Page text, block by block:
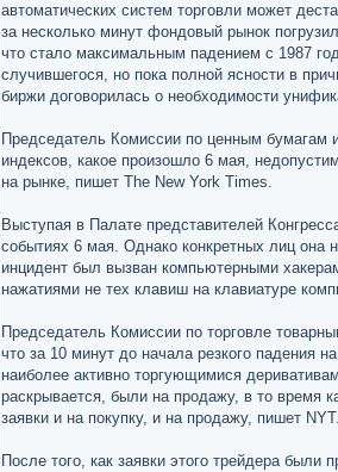
автоматических систем торговли может
за несколько минут фондовый рынок
что стало максимальным падением с 1987
случившегося, но пока полной ясности в
биржи договорилась о необходимости
Председатель Комиссии по ценным
индексов, какое произошло 6 мая,
на рынке, пишет The New York Times.
Выступая в Палате представителей
событиях 6 мая. Однако конкретных лиц она
инцидент был вызван компьютерными
нажатиями не тех клавиш на клавиатуре
Председатель Комиссии по торговле
что за 10 минут до начала резкого падения
наиболее активно торгующимися
раскрывается, были на продажу, в то время
заявки и на покупку, и на продажу, пишет
После того, как заявки этого трейдера